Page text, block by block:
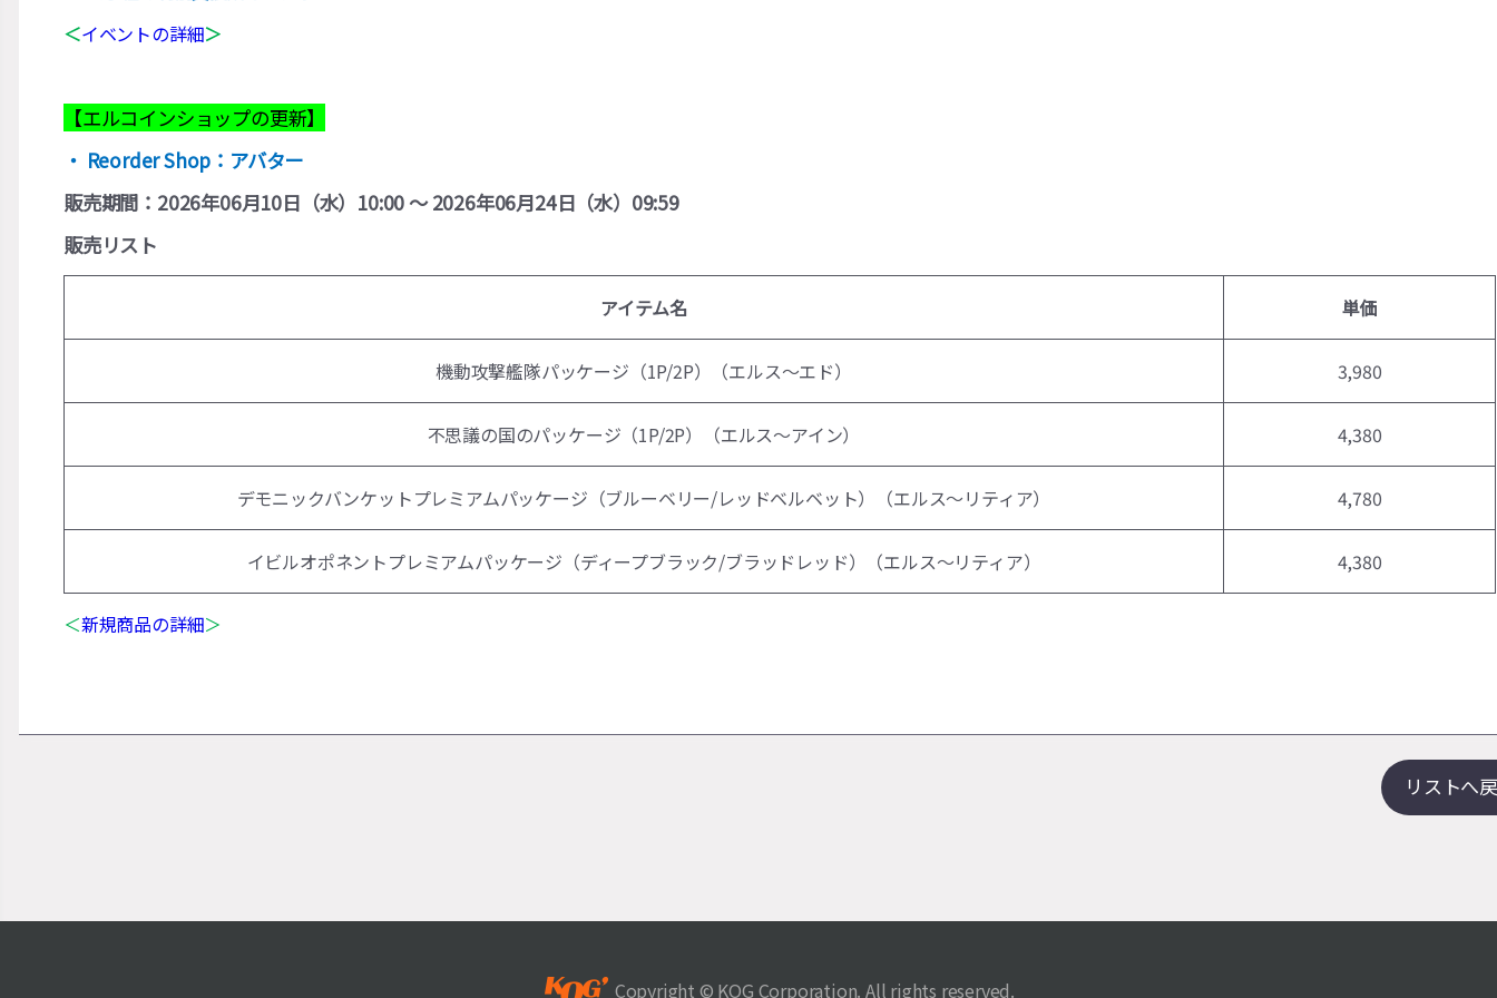
＜イベントの詳細＞
【エルコインショップの更新】
・ Reorder Shop：アバター
販売期間：2026年06月10日（水）10:00 ～ 2026年06月24日（水）09:59
販売リスト
アイテム名 単価
機動攻撃艦隊パッケージ（1P/2P）（エルス～エド） 3,980
不思議の国のパッケージ（1P/2P）（エルス～アイン） 4,380
デモニックバンケットプレミアムパッケージ（ブルーベリー/レッドベルベット）（エルス～リティア） 4,780
イビルオポネントプレミアムパッケージ（ディープブラック/ブラッドレッド）（エルス～リティア） 4,380
＜新規商品の詳細＞
リストへ
Copyright © KOG Corporation. All rights reserved.